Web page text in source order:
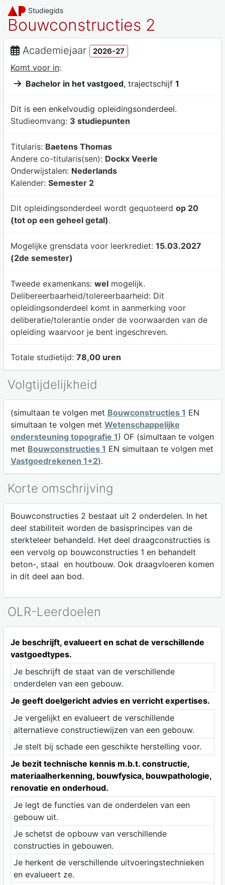
Studiegids
Bouwconstructies 2
Academiejaar 2026-27
Komt voor in:
Bachelor in het vastgoed, trajectschijf 1
Dit is een enkelvoudig opleidingsonderdeel.
Studieomvang: 3 studiepunten
Titularis: Baetens Thomas
Andere co-titularis(sen): Dockx Veerle
Onderwijstalen: Nederlands
Kalender: Semester 2
Dit opleidingsonderdeel wordt gequoteerd op 20
(tot op een geheel getal).
Mogelijke grensdata voor leerkrediet: 15.03.2027
(2de semester)
Tweede examenkans: welmogelijk.
Delibereerbaarheid/tolereerbaarheid: Dit
opleidingsonderdeel komt in aanmerking voor
deliberatie/tolerantie onder de voorwaarden van de
opleiding waarvoor je bent ingeschreven.
Totale studietijd: 78,00 uren
Volgtijdelijkheid
(simultaan te volgen met Bouwconstructies 1 EN
simultaan te volgen met Wetenschappelijke
ondersteuning topografie 1) OF (simultaan te volgen
met Bouwconstructies 1 EN simultaan te volgen met
Vastgoedrekenen 1+2).
Korte omschrijving
Bouwconstructies 2 bestaat uit 2 onderdelen. In het
deel stabiliteit worden de basisprincipes van de
sterkteleer behandeld. Het deel draagconstructies is
een vervolg op bouwconstructies 1 en behandelt
beton-, staal en houtbouw. Ook draagvloeren komen
in dit deel aan bod.
OLR-Leerdoelen
Je beschrijft, evalueert en schat de verschillende
vastgoedtypes.
Je beschrijft de staat van de verschillende
onderdelen van een gebouw.
Je geeft doelgericht advies en verricht expertises.
Je vergelijkt en evalueert de verschillende
alternatieve constructiewijzen van een gebouw.
Je stelt bij schade een geschikte herstelling voor.
Je bezit technische kennis m.b.t. constructie,
materiaalherkenning, bouwfysica, bouwpathologie,
renovatie en onderhoud.
Je legt de functies van de onderdelen van een
gebouw uit.
Je schetst de opbouw van verschillende
constructies in gebouwen.
Je herkent de verschillende uitvoeringstechnieken
en evalueert ze.